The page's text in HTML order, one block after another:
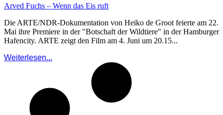
Arved Fuchs – Wenn das Eis ruft
Die ARTE/NDR-Dokumentation von Heiko de Groot feierte am 22.
Mai ihre Premiere in der "Botschaft der Wildtiere" in der Hamburger
Hafencity. ARTE zeigt den Film am 4. Juni um 20.15...
Weiterlesen...